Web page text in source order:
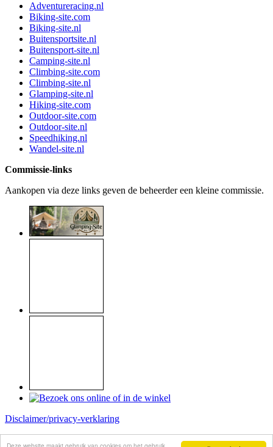
Adventureracing.nl
Biking-site.com
Biking-site.nl
Buitensportsite.nl
Buitensport-site.nl
Camping-site.nl
Climbing-site.com
Climbing-site.nl
Glamping-site.nl
Hiking-site.com
Outdoor-site.com
Outdoor-site.nl
Speedhiking.nl
Wandel-site.nl
Commissie-links
Aankopen via deze links geven de beheerder een kleine commissie.
Disclaimer/privacy-verklaring